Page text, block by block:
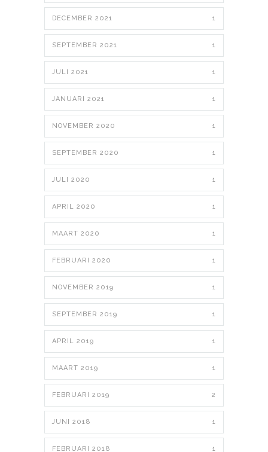
DECEMBER 2021 1
SEPTEMBER 2021 1
JULI 2021 1
JANUARI 2021 1
NOVEMBER 2020 1
SEPTEMBER 2020 1
JULI 2020 1
APRIL 2020 1
MAART 2020 1
FEBRUARI 2020 1
NOVEMBER 2019 1
SEPTEMBER 2019 1
APRIL 2019 1
MAART 2019 1
FEBRUARI 2019 2
JUNI 2018 1
FEBRUARI 2018 1